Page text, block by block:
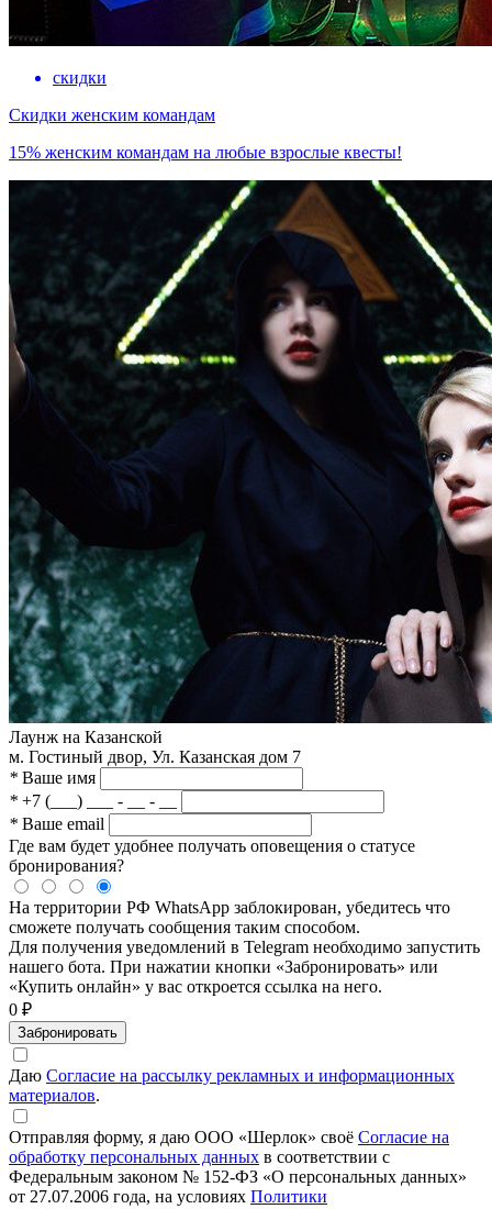
скидки
Скидки женским командам
15% женским командам на любые взрослые квесты!
Лаунж на Казанской
м. Гостиный двор, Ул. Казанская дом 7
* Ваше имя
* +7 (___) ___ - __ - __
* Ваше email
Где вам будет удобнее получать оповещения о статусе
бронирования?
На территории РФ WhatsApp заблокирован, убедитесь что
сможете получать сообщения таким способом.
Для получения уведомлений в Telegram необходимо запустить
нашего бота. При нажатии кнопки «Забронировать» или
«Купить онлайн» у вас откроется ссылка на него.
0 ₽
Забронировать
Даю Согласие на рассылку рекламных и информационных
материалов.
Отправляя форму, я даю ООО «Шерлок» своё Согласие на
обработку персональных данных в соответствии с
Федеральным законом № 152-ФЗ «О персональных данных»
от 27.07.2006 года, на условиях Политики